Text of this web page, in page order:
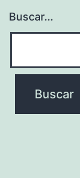
Buscar...